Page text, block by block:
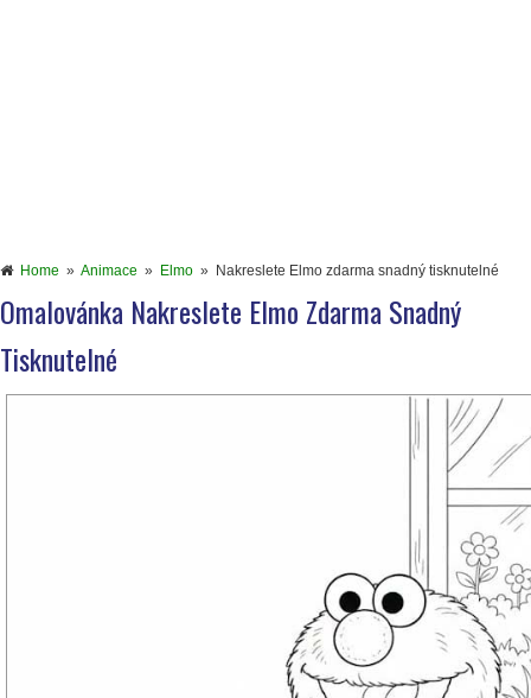
Home » Animace » Elmo » Nakreslete Elmo zdarma snadný tisknutelné
Omalovánka Nakreslete Elmo Zdarma Snadný
Tisknutelné